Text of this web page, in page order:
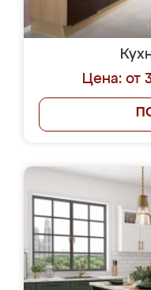
Цена: от